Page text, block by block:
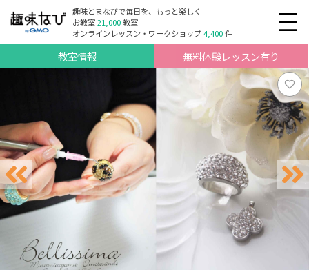
趣味とまなびで毎日を、もっと楽しく
お教室21,000教室
オンラインレッスン・ワークショップ4,400件
教室情報 無料体験レッスン有り